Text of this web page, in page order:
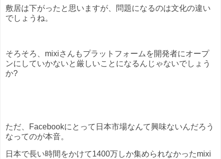
敷居は下がったと思いますが、問題になるのは文化の違い
でしょうね。
そろそろ、mixiさんもプラットフォームを開発者にオープ
ンにしていかないと厳しいことになるんじゃないでしょう
か?
ただ、Facebookにとって日本市場なんて興味ないんだろう
なってのが本音。
日本で長い時間をかけて1400万しか集められなかったmixi